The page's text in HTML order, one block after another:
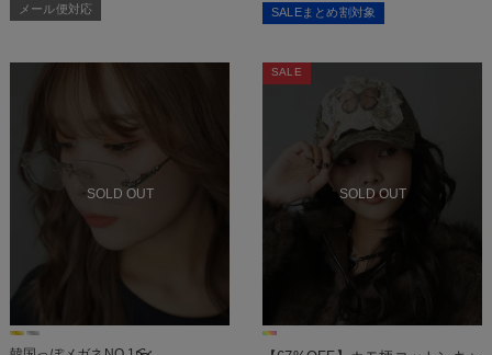
メール便対応 SALEまとめ割対象
SOLD OUT SOLD OUT
SALE